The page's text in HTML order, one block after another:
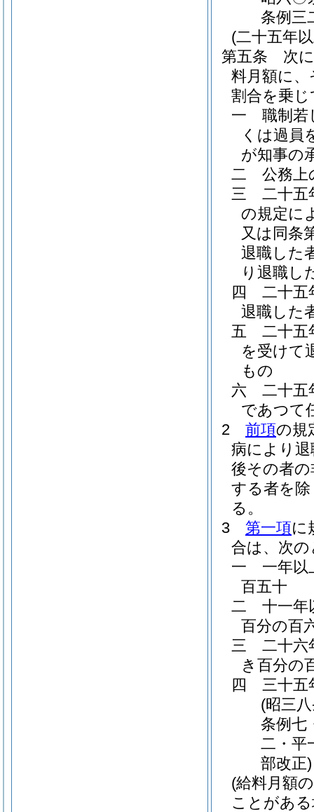
条例三
(二十五年
第五条
次
料月額に
割合を乗
一
職制若
くは過員
が知事の
二
公務上
三
二十五
の規定に
又は同条
退職した
り退職し
四
二十五
退職した
五
二十五
を受けて
もの
六
二十五
であつて
2
前項の規
病により
後その者
する者を除
る。
3
第一項に
合は、次
一
一年以
百五十
二
十一年
百分の百
三
二十六
き百分の
四
三十五
(昭三
条例七
二・平
部改正)
(給料月額
ことがあ